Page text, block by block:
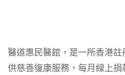
醫道惠民醫館，是一所香港
供慈善復康服務，每月線上